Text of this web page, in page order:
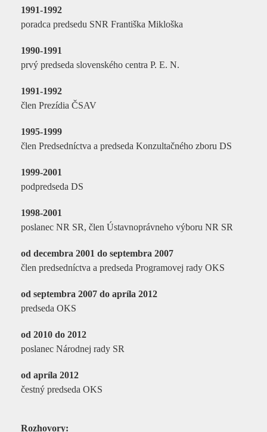
1991-1992
poradca predsedu SNR Františka Mikloška
1990-1991
prvý predseda slovenského centra P. E. N.
1991-1992
člen Prezídia ČSAV
1995-1999
člen Predsedníctva a predseda Konzultačného zboru DS
1999-2001
podpredseda DS
1998-2001
poslanec NR SR, člen Ústavnoprávneho výboru NR SR
od decembra 2001 do septembra 2007
člen predsedníctva a predseda Programovej rady OKS
od septembra 2007 do apríla 2012
predseda OKS
od 2010 do 2012
poslanec Národnej rady SR
od apríla 2012
čestný predseda OKS
Rozhovory: